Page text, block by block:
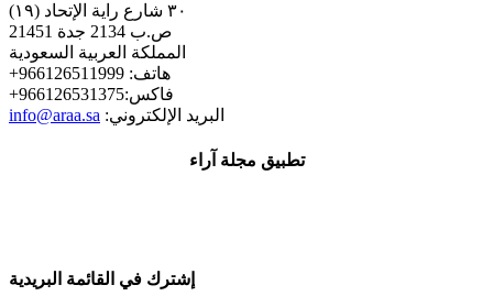
٣٠ شارع راية الإتحاد (١٩)
ص.ب 2134 جدة 21451
المملكة العربية السعودية
+هاتف: 966126511999
+فاكس:966126531375
info@araa.sa :البريد الإلكتروني
تطبيق مجلة آراء
إشترك في القائمة البريدية